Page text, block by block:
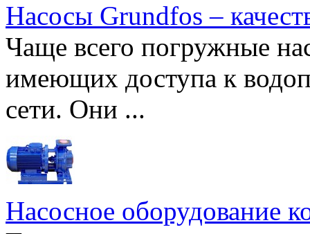
Насосы Grundfos –
Чаще всего погружные
имеющих доступа к
сети. Они ...
Насосное оборудование